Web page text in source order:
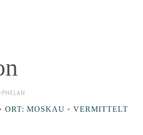
• ORT: MOSKAU • VERMITTELT